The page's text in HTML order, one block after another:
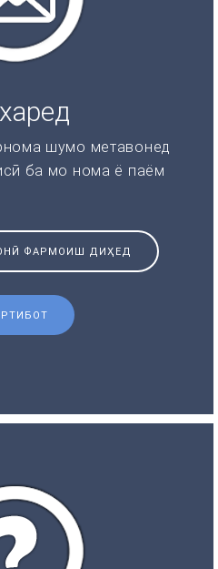
шумо метавонед
ба мо нома ё паём
ФАРМОИШ ДИҲЕД